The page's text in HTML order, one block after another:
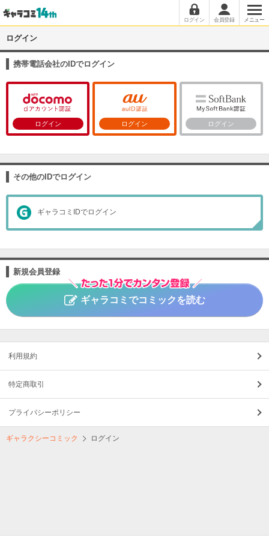
ログイン 会員登録 メニュー
ログイン
携帯電話会社のIDでログイン
ログイン ログイン ログイン
その他のIDでログイン
ギャラコミIDでログイン
新規会員登録
ギャラコミでコミックを読む
利用規約
特定商取引
プライバシーポリシー
ギャラクシーコミック ログイン